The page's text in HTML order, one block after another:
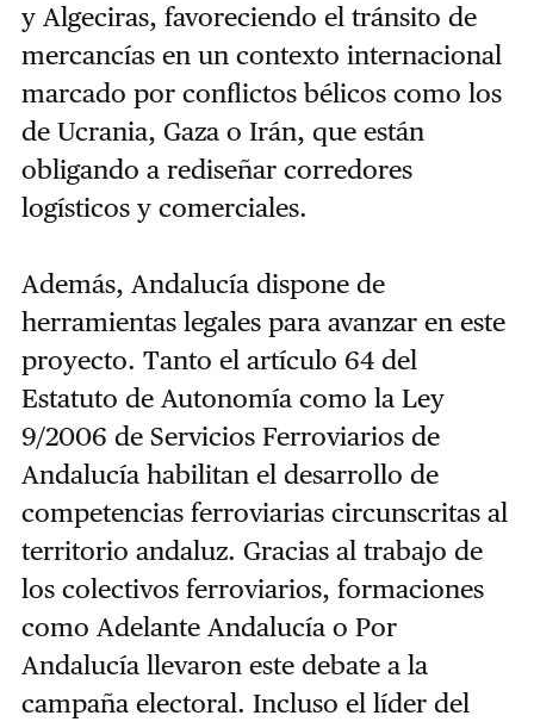
y Algeciras, favoreciendo el tránsito de
mercancías en un contexto internacional
marcado por conflictos bélicos como los
de Ucrania, Gaza o Irán, que están
obligando a rediseñar corredores
logísticos y comerciales.
Además, Andalucía dispone de
herramientas legales para avanzar en este
proyecto. Tanto el artículo 64 del
Estatuto de Autonomía como la Ley
9/2006 de Servicios Ferroviarios de
Andalucía habilitan el desarrollo de
competencias ferroviarias circunscritas al
territorio andaluz. Gracias al trabajo de
los colectivos ferroviarios, formaciones
como Adelante Andalucía o Por
Andalucía llevaron este debate a la
campaña electoral. Incluso el líder del